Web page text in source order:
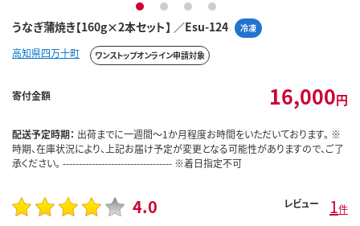
うなぎ蒲焼き【160g×2本セット】 ／Esu-124 冷凍
1 2 3 4
高知県四万十町 ワンストップオンライン申請対象
寄付金額 16,000円
配送予定時期： 出荷までに一週間～1か月程度お時間をいただいております。 ※
時期、在庫状況により、上記お届け予定が変更となる可能性がありますので、ご了
承ください。 ---------------------------------- ※着日指定不可
4.0 レビュー 1件